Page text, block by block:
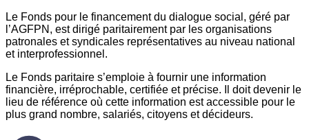
Le Fonds pour le financement du dialogue social, géré par
l’AGFPN, est dirigé paritairement par les organisations
patronales et syndicales représentatives au niveau national
et interprofessionnel.
Le Fonds paritaire s’emploie à fournir une information
financière, irréprochable, certifiée et précise. Il doit devenir le
lieu de référence où cette information est accessible pour le
plus grand nombre, salariés, citoyens et décideurs.